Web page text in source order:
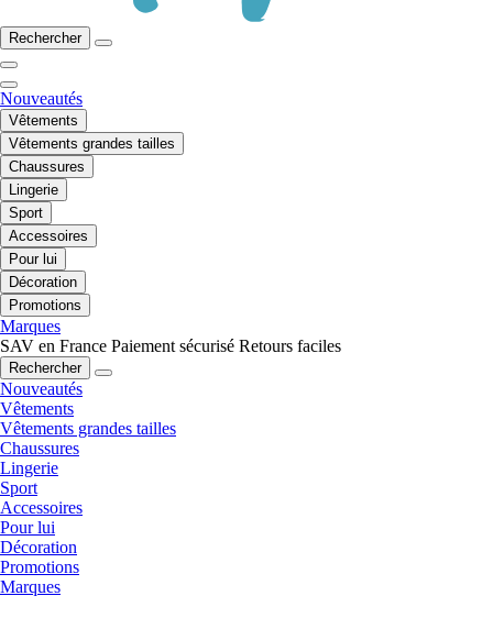
Rechercher
Nouveautés
Vêtements
Vêtements grandes tailles
Chaussures
Lingerie
Sport
Accessoires
Pour lui
Décoration
Promotions
Marques
SAV en France Paiement sécurisé Retours faciles
Rechercher
Nouveautés
Vêtements
Vêtements grandes tailles
Chaussures
Lingerie
Sport
Accessoires
Pour lui
Décoration
Promotions
Marques